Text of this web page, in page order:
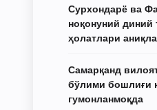
Сурхондарё ва
ноқонуний
ҳолатлари
Самарқанд
бўлими бошлиғи
гумонланмоқда